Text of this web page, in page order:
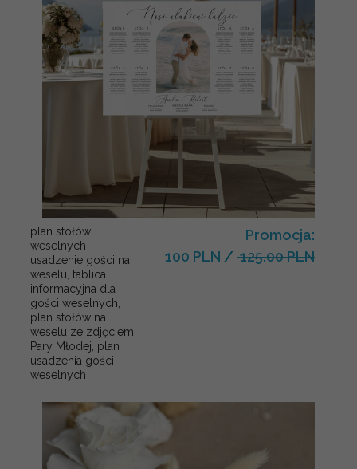
plan stołów
weselnych
usadzenie gości na
weselu, tablica
informacyjna dla
gości weselnych,
plan stołów na
weselu ze zdjęciem
Pary Młodej, plan
usadzenia gości
weselnych
Promocja:
100 PLN / 125.00 PLN